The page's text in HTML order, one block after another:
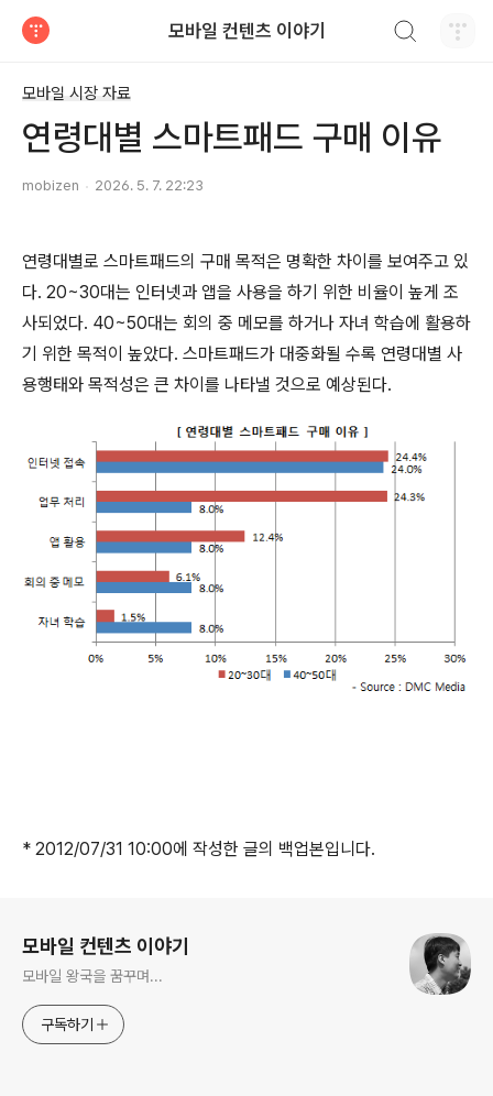
모바일 컨텐츠 이야기
모바일 시장 자료
연령대별 스마트패드 구매 이유
mobizen 2026. 5. 7. 22:23
연령대별로 스마트패드의 구매 목적은 명확한 차이를 보여주고 있
다. 20~30대는 인터넷과 앱을 사용을 하기 위한 비율이 높게 조
사되었다. 40~50대는 회의 중 메모를 하거나 자녀 학습에 활용하
기 위한 목적이 높았다. 스마트패드가 대중화될 수록 연령대별 사
용행태와 목적성은 큰 차이를 나타낼 것으로 예상된다.
* 2012/07/31 10:00에 작성한 글의 백업본입니다.
모바일 컨텐츠 이야기
모바일 왕국을 꿈꾸며...
구독하기